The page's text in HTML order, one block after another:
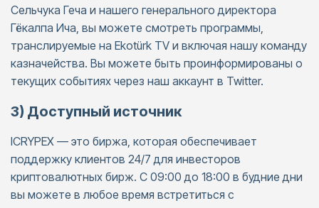
Сельчука Геча и нашего генерального директора
Гёкалпа Ича, вы можете смотреть программы,
транслируемые на Ekotürk TV и включая нашу команду
казначейства. Вы можете быть проинформированы о
текущих событиях через наш аккаунт в Twitter.
3) Доступный источник
ICRYPEX — это биржа, которая обеспечивает
поддержку клиентов 24/7 для инвесторов
криптовалютных бирж. С 09:00 до 18:00 в будние дни
вы можете в любое время встретиться с